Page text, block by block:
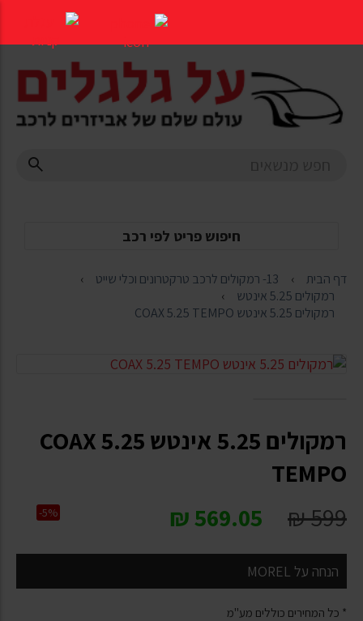
העמוד
חיפוש פריט לפי רכב
דף הבית
13- רמקולים לרכב טרקטרונים וכלי שייט
רמקולים 5.25 אינטש
רמקולים 5.25 אינטש COAX 5.25 TEMPO
רמקולים 5.25 אינטש COAX 5.25
TEMPO
599
₪
569.05
₪
-5%
הנחה על MOREL
* כל המחירים כוללים מע"מ